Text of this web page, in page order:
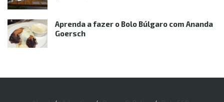
Aprenda a fazer o Bolo Búlgaro com Ananda
Goersch